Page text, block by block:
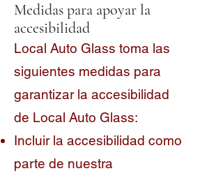
Medidas para apoyar la
accesibilidad
Local Auto Glass toma las
siguientes medidas para
garantizar la accesibilidad
de Local Auto Glass:
Incluir la accesibilidad como
parte de nuestra